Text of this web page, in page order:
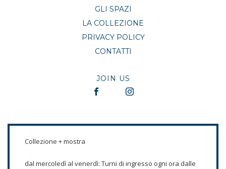
GLI SPAZI
LA COLLEZIONE
PRIVACY POLICY
CONTATTI
JOIN US
Collezione + mostra
dal mercoledì al venerdì: Turni di ingresso ogni ora dalle